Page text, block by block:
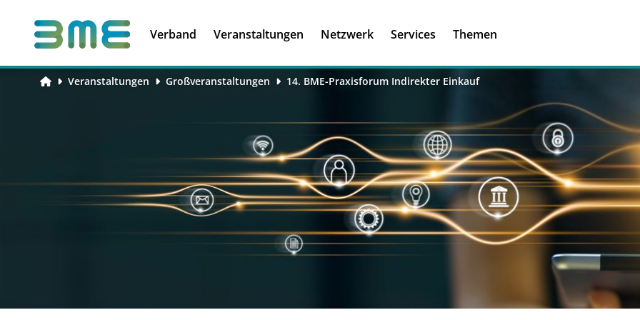
Verband Veranstaltungen
Führungskompetenzen
Netzwerk
Services Themen
Ich habe einen
Veranstaltungen Großveranstaltungen 14. BME-Praxisforum Indirekter Einkauf